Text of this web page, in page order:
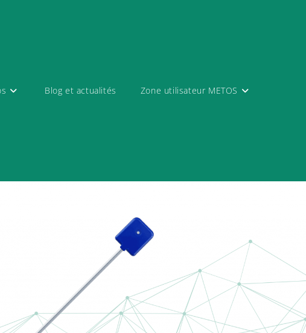
Blog et actualités Zone utilisateur METOS